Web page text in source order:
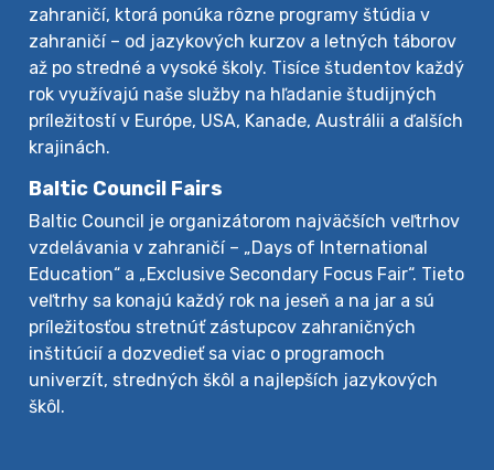
zahraničí, ktorá ponúka rôzne programy štúdia v
zahraničí – od jazykových kurzov a letných táborov
až po stredné a vysoké školy. Tisíce študentov každý
rok využívajú naše služby na hľadanie študijných
príležitostí v Európe, USA, Kanade, Austrálii a ďalších
krajinách.
Baltic Council Fairs
Baltic Council je organizátorom najväčších veľtrhov
vzdelávania v zahraničí – „Days of International
Education“ a „Exclusive Secondary Focus Fair“. Tieto
veľtrhy sa konajú každý rok na jeseň a na jar a sú
príležitosťou stretnúť zástupcov zahraničných
inštitúcií a dozvedieť sa viac o programoch
univerzít, stredných škôl a najlepších jazykových
škôl.